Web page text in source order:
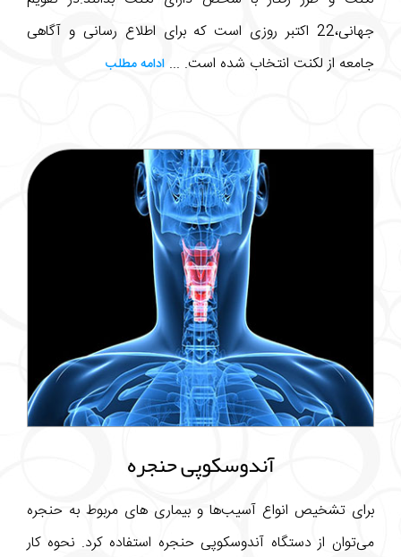
جهانی،22 اکتبر روزی است که برای اطلاع رسانی و آگاهی
جامعه از لکنت انتخاب شده است. ... ادامه مطلب
آندوسکوپی حنجره
برای تشخیص انواع آسیب‌ها و بیماری های مربوط به حنجره
می‌توان از دستگاه آندوسکوپی حنجره استفاده کرد. نحوه کار